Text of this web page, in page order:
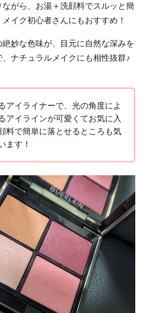
がら、お湯＋洗顔料でスルッと簡
イク初心者さんにもおすすめ！
妙な色味が、目元に自然な深みを
ナチュラルメイクにも相性抜群♪
アイライナーで、光の角度によ
アイラインが可愛くてお気に入
料で簡単に落とせるところも気
ます！